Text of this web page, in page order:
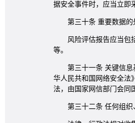
据安全事件时，应当立即
第三十条 重要数据
风险评估报告应当包
等。
第三十一条 关键信
华人民共和国网络安全法
法，由国家网信部门会同
第三十二条 任何组